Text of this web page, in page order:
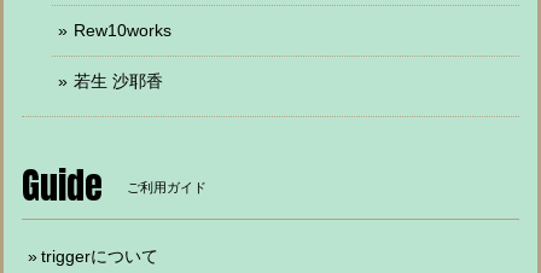
Rew10works
若生 沙耶香
Guide ご利用ガイド
triggerについて